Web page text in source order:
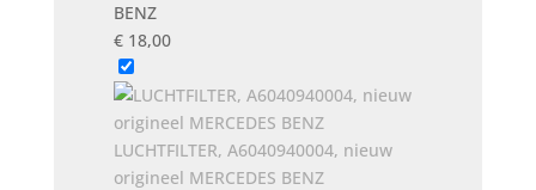
BENZ
€18,00
LUCHTFILTER, A6040940004, nieuw
origineel MERCEDES BENZ